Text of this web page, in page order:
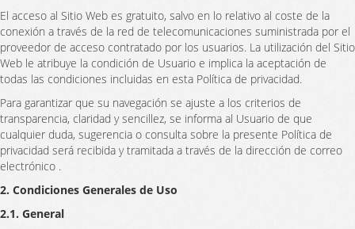
El acceso al Sitio Web es gratuito, salvo en lo relativo al coste de la
conexión a través de la red de telecomunicaciones suministrada por el
proveedor de acceso contratado por los usuarios. La utilización del Sitio
Web le atribuye la condición de Usuario e implica la aceptación de
todas las condiciones incluidas en esta Política de privacidad.
Para garantizar que su navegación se ajuste a los criterios de
transparencia, claridad y sencillez, se informa al Usuario de que
cualquier duda, sugerencia o consulta sobre la presente Política de
privacidad será recibida y tramitada a través de la dirección de correo
electrónico .
2. Condiciones Generales de Uso
2.1. General